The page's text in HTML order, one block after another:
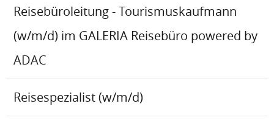
Reisebüroleitung - Tourismuskaufmann
(w/m/d) im GALERIA Reisebüro powered by
ADAC
Reisespezialist (w/m/d)